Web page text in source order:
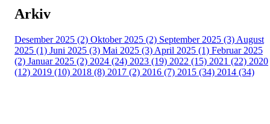
Arkiv
Desember 2025 (2) Oktober 2025 (2) September 2025 (3) August
2025 (1) Juni 2025 (3) Mai 2025 (3) April 2025 (1) Februar 2025
(2) Januar 2025 (2) 2024 (24) 2023 (19) 2022 (15) 2021 (22) 2020
(12) 2019 (10) 2018 (8) 2017 (2) 2016 (7) 2015 (34) 2014 (34)